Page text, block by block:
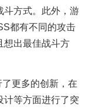
斗方式。此外，游
都有不同的攻击
想出最佳战斗方
了更多的创新，在
计等方面进行了突